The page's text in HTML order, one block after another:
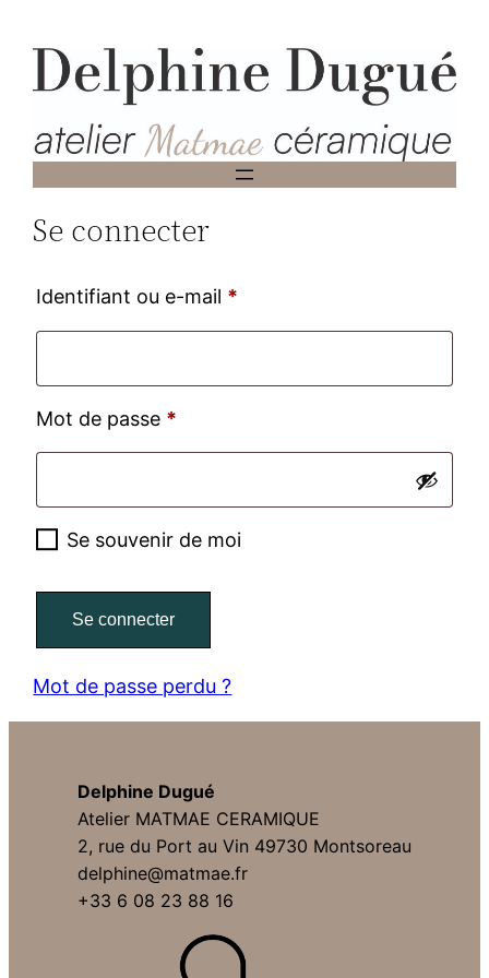
contenu
Se connecter
Identifiant ou e-mail *
Mot de passe *
Se souvenir de moi
Se connecter
Mot de passe perdu ?
Delphine Dugué
Atelier MATMAE CERAMIQUE
2, rue du Port au Vin 49730 Montsoreau
delphine@matmae.fr
+33 6 08 23 88 16